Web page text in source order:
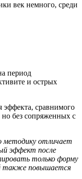
век немного, среди
период
и острых
эффекта, сравнимого
без сопряженных с
методику отличает
эффект после
только форму
также повышается